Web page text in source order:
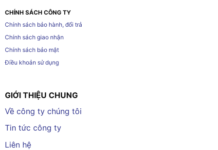
CHÍNH SÁCH CÔNG TY
Chính sách bảo hành, đổi trả
Chính sách giao nhận
Chính sách bảo mật
Điều khoản sử dụng
GIỚI THIỆU CHUNG
Về công ty chúng tôi
Tin tức công ty
Liên hệ